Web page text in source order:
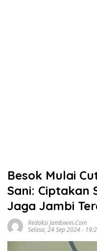
Besok Mulai
Sani: Ciptakan
Jaga Jambi
Redaksi Jambiwin.com
Selasa, 24 Sep 2024 -